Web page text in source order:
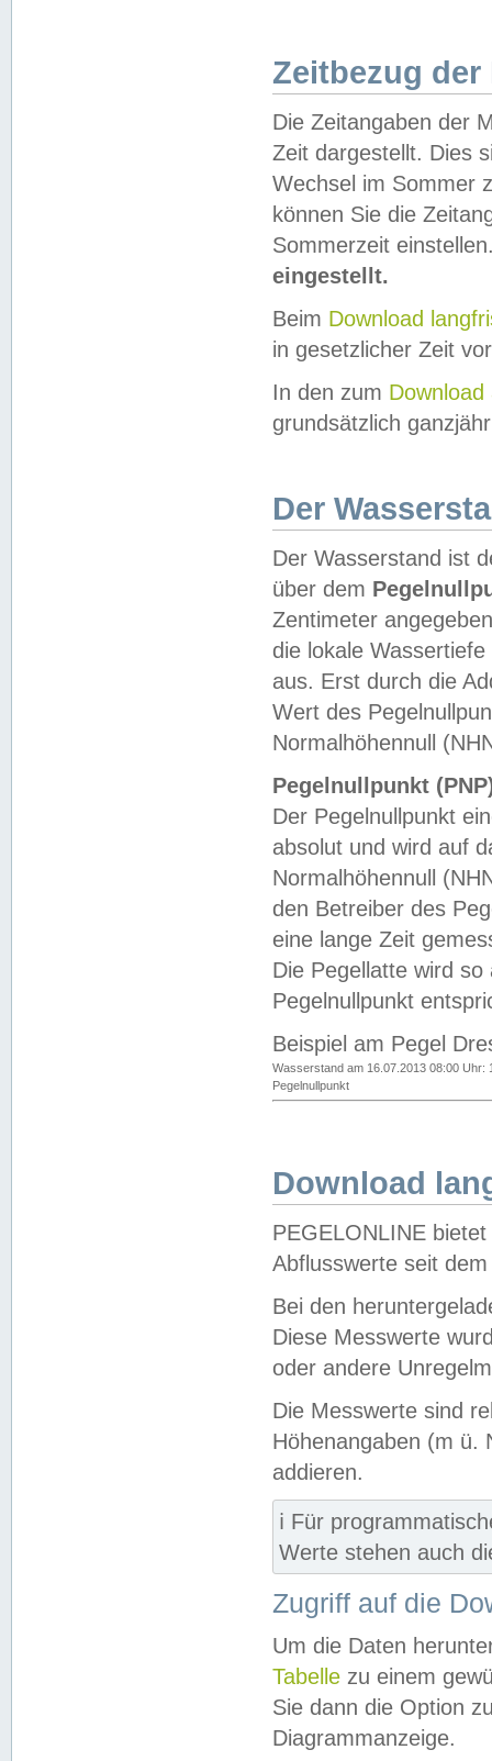
Zeitbezug der
Die Zeitangaben der
Zeit dargestellt. Dies
Wechsel im Sommer
können Sie die
Sommerzeit
eingestellt.
Beim Download
in gesetzlicher Zeit
In den zum Download
grundsätzlich
Der
Der Wasserstand ist
über dem
Zentimeter
die lokale
aus. Erst durch die
Wert des
Normalhöhennull
Pegelnullpunkt
Der Pegelnullpunkt
absolut und wird auf
Normalhöhennull
den Betreiber des
eine lange Zeit
Die Pegellatte wird
Pegelnullpunkt
Beispiel am Pegel
Wasserstand am 16.07.2013 08:00 Uhr:
Pegelnullpunkt
Download
PEGELONLINE
Abflusswerte seit
Bei den
Diese Messwerte
oder andere
Die Messwerte sind
Höhenangaben (m ü.
addieren.
ℹ️ Für
Werte stehen auch
Zugriff auf die
Um die Daten
Tabelle zu einem
Sie dann die Option
Diagrammanzeige.